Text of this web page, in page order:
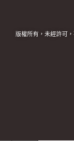
版權所有，未經許可